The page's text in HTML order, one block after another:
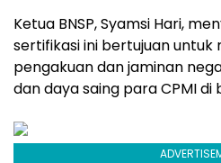
Ketua BNSP, Syamsi Hari,
sertifikasi ini bertujuan
pengakuan dan jaminan
dan daya saing para CPMI di